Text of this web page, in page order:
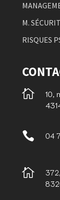
M.
RISQUES

10,
 04
